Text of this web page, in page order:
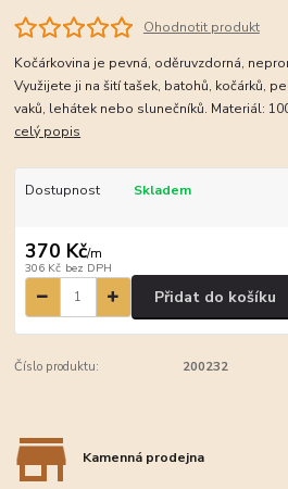
Ohodnotit produkt
Kočárkovina je pevná, oděruvzdorná,
Využijete ji na šití tašek, batohů, kočárků,
vaků, lehátek nebo slunečníků. Materiál:
celý popis
Dostupnost Skladem
370 Kč/m
306 Kč bez DPH
Přidat do košíku
Číslo produktu: 200232
Kamenná prodejna